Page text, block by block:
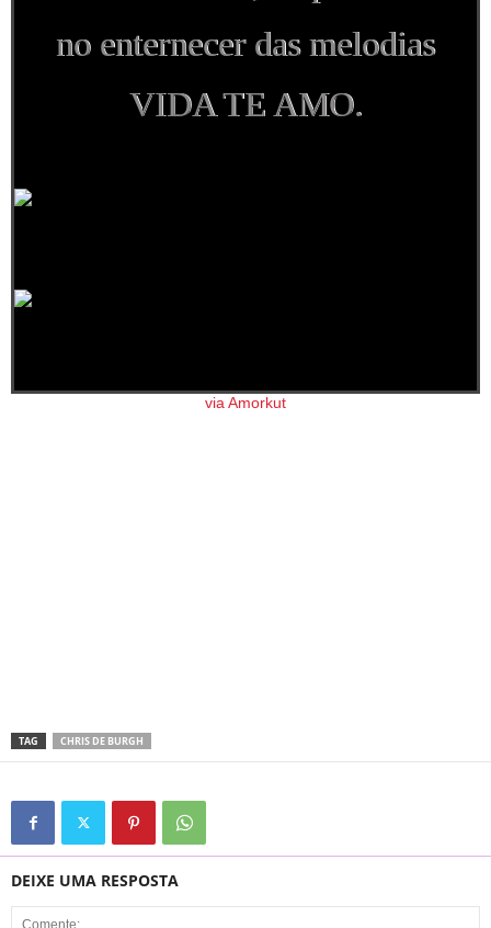
no enternecer das melodias
VIDA TE AMO.
via Amorkut
TAG CHRIS DE BURGH
DEIXE UMA RESPOSTA